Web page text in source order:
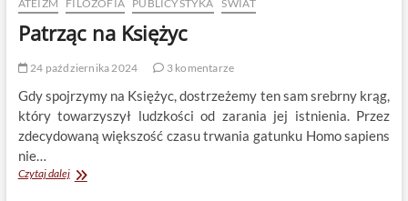
ATEIZM FILOZOFIA PUBLICYSTYKA ŚWIAT
Patrząc na Księżyc
24 października 2024 3 komentarze
Gdy spojrzymy na Księżyc, dostrzeżemy ten sam srebrny krąg,
który towarzyszył ludzkości od zarania jej istnienia. Przez
zdecydowaną większość czasu trwania gatunku Homo sapiens
nie…
Czytaj dalejPatrząc